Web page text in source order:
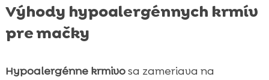
Výhody hypoalergénnych krmív
pre mačky
Hypoalergénne krmivosa zameriava na